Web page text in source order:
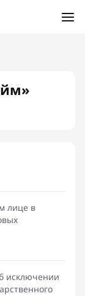
лице в
исключении
и сообщим